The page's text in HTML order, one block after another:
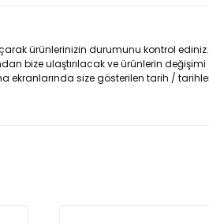
ürünlerinizin durumunu kontrol
bize ulaştırılacak ve ürünlerin değişimi
ekranlarında size gösterilen tarih /